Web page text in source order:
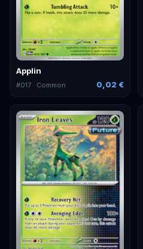
Applin
#017 · Common 0,02 €